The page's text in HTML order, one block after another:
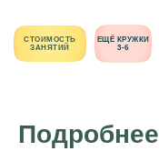
СТОИМОСТЬ
ЗАНЯТИЙ
ЕЩЁ КРУЖКИ
3-6
Подробнее